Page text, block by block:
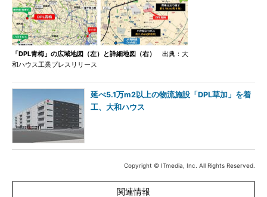
「DPL青梅」の広域地図（左）と詳細地図（右）
出典：大
和ハウス工業プレスリリース
延べ5.1万m2以上の物流施設「DPL草加」を着
工、大和ハウス
Copyright © ITmedia, Inc. All Rights Reserved.
関連情報